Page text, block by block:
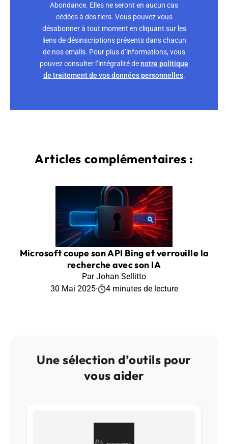
Abondance. Elles ne seront en aucun cas
cédées à des tiers. Vous pouvez vous
désabonner à tout moment en cliquant sur les
liens de désinscriptions présents dans chacun
de nos emails. Pour plus d’informations, vous
pouvez consulter l’intégralité denotre politique
de traitement de vos données personnelles.
Articles complémentaires :
Microsoft coupe son API Bing et verrouille la
recherche avec son IA
Par Johan Sellitto
30 Mai 2025· 4 minutes de lecture
Une sélection d’outils pour
vous aider